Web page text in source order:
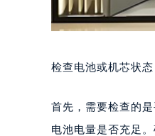
检查电池或机芯状态
首先，需要检查的
电池电量是否充足